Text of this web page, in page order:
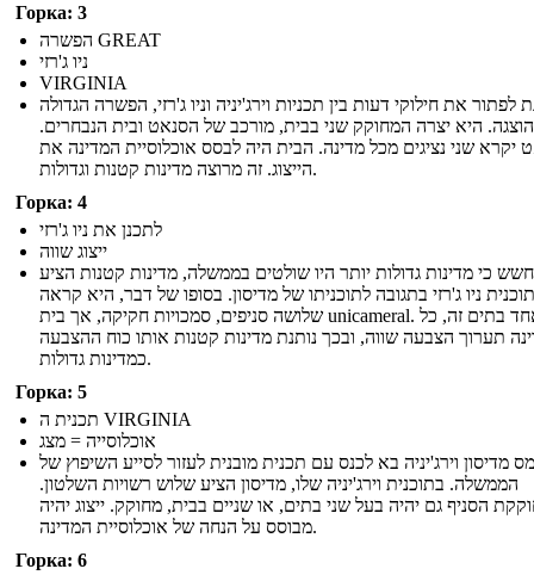
Горка: 3
הפשרה GREAT
ניו ג'רזי
VIRGINIA
לפתור את חילוקי דעות בין תכניות וירג'יניה וניו ג'רזי, הפשרה הגדולה
הוצגה. היא יצרה המחוקק שני בבית, מורכב של הסנאט ובית הנבחרים.
יקרא שני נציגים מכל מדינה. הבית היה לבסס אוכלוסיית המדינה את
הייצוג. זה מרוצה מדינות קטנות וגדולות.
Горка: 4
לתכנן את ניו ג'רזי
ייצוג שווה
כי מדינות גדולות יותר היו שולטים בממשלה, מדינות קטנות הציע
ניו ג'רזי בתגובה לתוכניתו של מדיסון. בסופו של דבר, היא קראה
שלושה סניפים, סמכויות חקיקה, אך בית unicameral. באחד בתים זה, כל
תערוך הצבעה שווה, ובכך נותנת מדינות קטנות אותו כוח ההצבעה
כמדינות גדולות.
Горка: 5
תכנית ה VIRGINIA
אוכלוסייה = מצג
מדיסון וירג'יניה בא לכנס עם תכנית מובנית לעזור לסייע השיפוץ של
הממשלה. בתוכנית וירג'יניה שלו, מדיסון הציע שלוש רשויות השלטון.
הסניף גם יהיה בעל שני בתים, או שניים בבית, מחוקק. ייצוג יהיה
מבוסס על הנחה של אוכלוסיית המדינה.
Горка: 6